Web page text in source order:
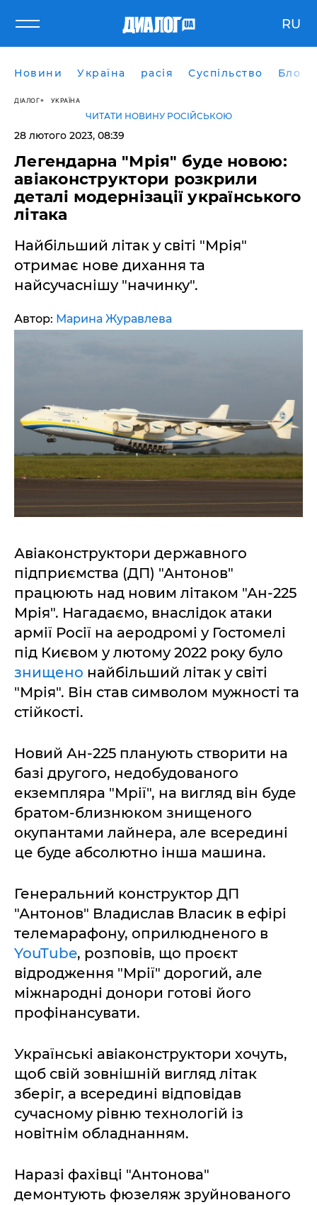
RU
Новини Україна расія Суспільство Блоги
ДІАЛОГ УКРАЇНА
ЧИТАТИ НОВИНУ РОСІЙСЬКОЮ
28 лютого 2023, 08:39
Легендарна "Мрія" буде новою:
авіаконструктори розкрили
деталі модернізації українського
літака
Найбільший літак у світі "Мрія"
отримає нове дихання та
найсучаснішу "начинку".
Автор: Марина Журавлева
Авіаконструктори державного
підприємства (ДП) "Антонов"
працюють над новим літаком "Ан-225
Мрія". Нагадаємо, внаслідок атаки
армії Росії на аеродромі у Гостомелі
під Києвом у лютому 2022 року було
знищено найбільший літак у світі
"Мрія". Він став символом мужності та
стійкості.
Новий Ан-225 планують створити на
базі другого, недобудованого
екземпляра "Мрії", на вигляд він буде
братом-близнюком знищеного
окупантами лайнера, але всередині
це буде абсолютно інша машина.
Генеральний конструктор ДП
"Антонов" Владислав Власик в ефірі
телемарафону, оприлюдненого в
YouTube, розповів, що проєкт
відродження "Мрії" дорогий, але
міжнародні донори готові його
профінансувати.
Українські авіаконструктори хочуть,
щоб свій зовнішній вигляд літак
зберіг, а всередині відповідав
сучасному рівню технологій із
новітнім обладнанням.
Наразі фахівці "Антонова"
демонтують фюзеляж зруйнованого